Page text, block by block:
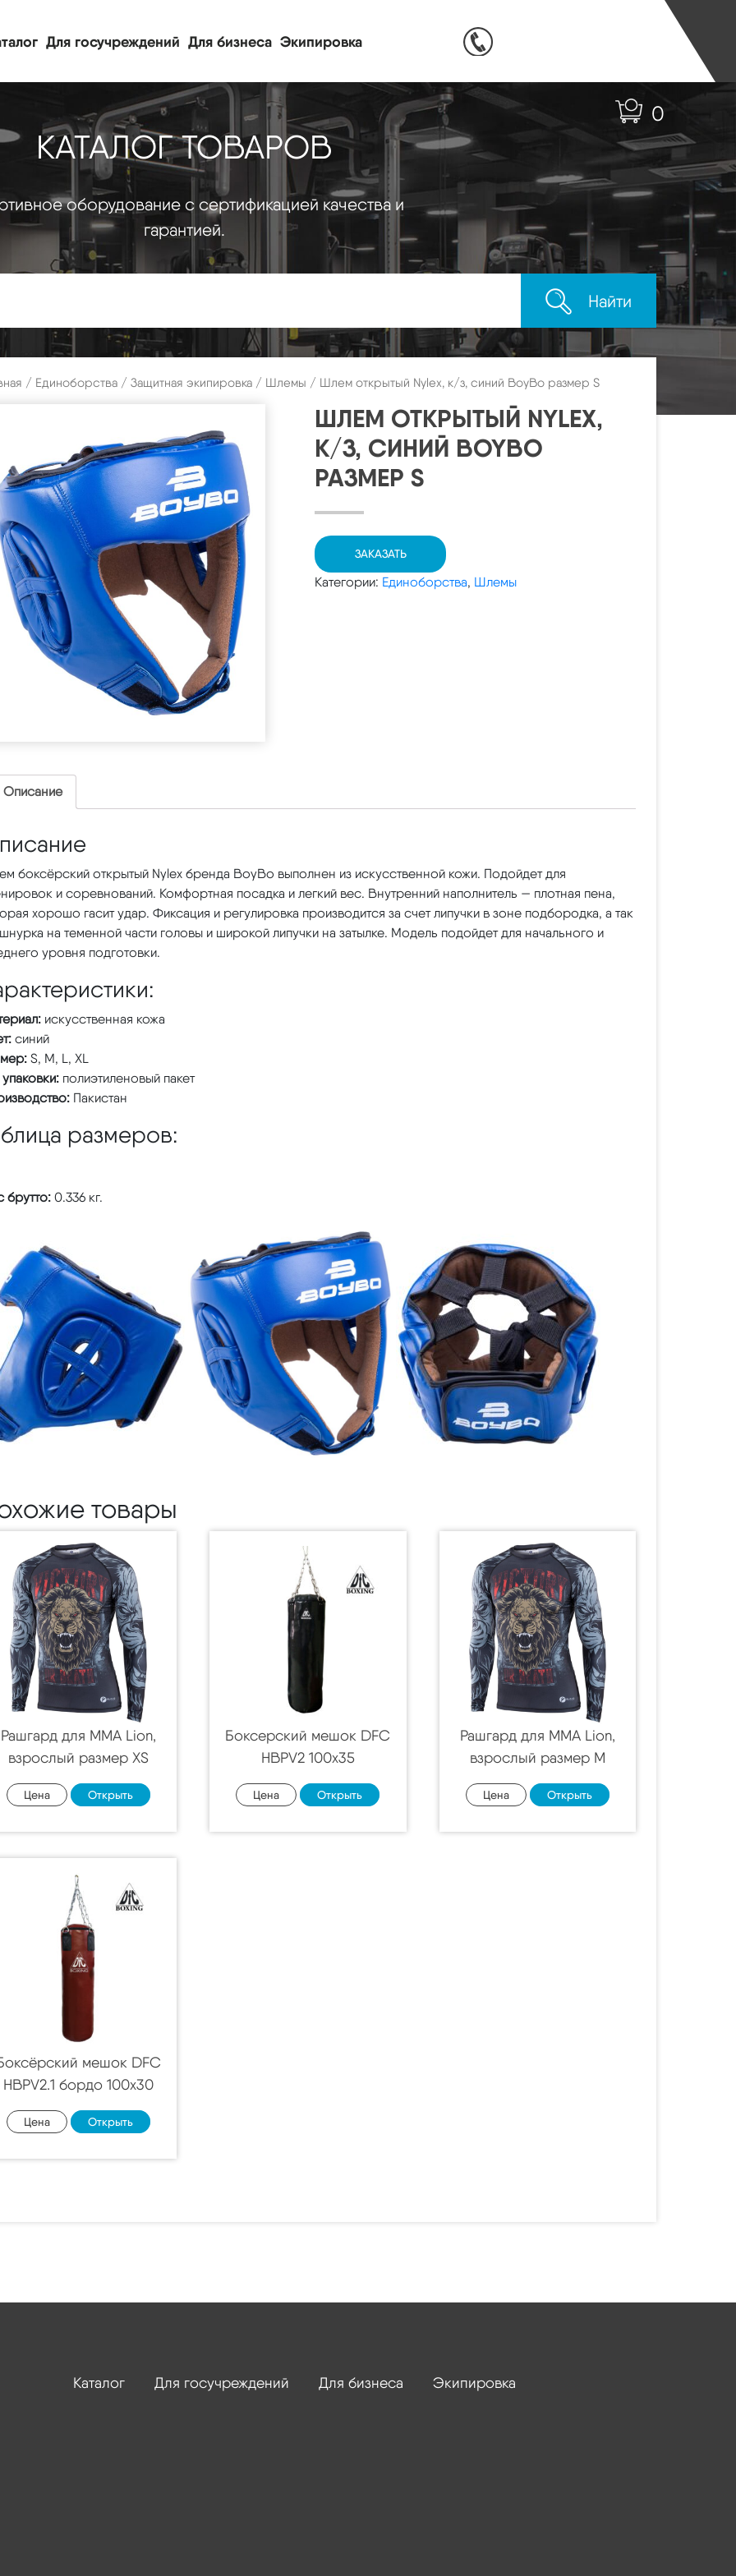
Для госучреждений Для бизнеса Экипировка
0
КАТАЛОГ ТОВАРОВ
оборудование с сертификацией качества и
гарантией.
Найти
/ Единоборства / Защитная экипировка / Шлемы / Шлем открытый Nylex, к/з, синий BoyBo размер S
ШЛЕМ ОТКРЫТЫЙ NYLEX,
К/З, СИНИЙ BOYBO
РАЗМЕР S
ЗАКАЗАТЬ
Категории: Единоборства, Шлемы
Описание
боксёрский открытый Nylex бренда BoyBo выполнен из искусственной кожи. Подойдет для
и соревнований. Комфортная посадка и легкий вес. Внутренний наполнитель — плотная пена,
хорошо гасит удар. Фиксация и регулировка производится за счет липучки в зоне подбородка, а так
на теменной части головы и широкой липучки на затылке. Модель подойдет для начального и
уровня подготовки.
искусственная кожа
синий
S, M, L, XL
упаковки: полиэтиленовый пакет
Пакистан
размеров:
брутто: 0.336 кг.
товары
Рашгард для MMA Lion,
взрослый размер XS
Цена Открыть
Боксерский мешок DFC
HBPV2 100х35
Цена Открыть
Рашгард для MMA Lion,
взрослый размер M
Цена Открыть
мешок DFC
HBPV2.1 бордо 100х30
Цена Открыть
Каталог Для госучреждений Для бизнеса Экипировка